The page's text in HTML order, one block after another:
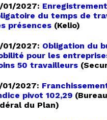
01/2027: Enregistrement
du temps de
présences (Kelio)
01/2027: Obligation du
pour les
50 travailleurs
01/2027:
pivot 102,29 (Bureau
du Plan)